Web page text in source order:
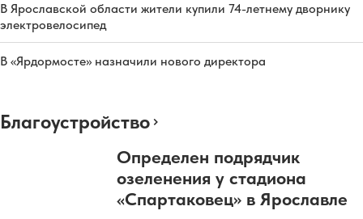
В Ярославской области жители купили 74-летнему дворнику
электровелосипед
В «Ярдормосте» назначили нового директора
Благоустройство
Определен подрядчик
озеленения у стадиона
«Спартаковец» в Ярославле